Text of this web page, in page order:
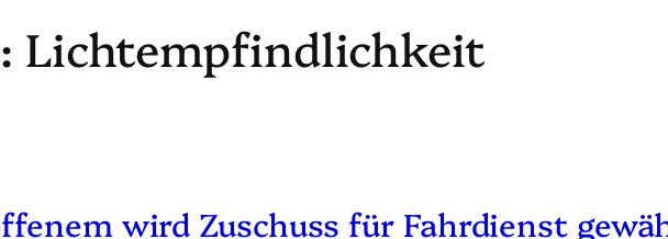
Lichtempfindlichkeit
wird Zuschuss für Fahrdienst